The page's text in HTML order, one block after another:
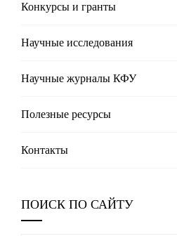
Конкурсы и гранты
Научные исследования
Научные журналы КФУ
Полезные реcурсы
Контакты
ПОИСК ПО САЙТУ